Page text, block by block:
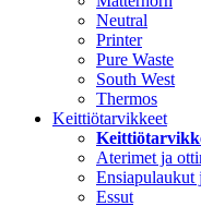
Neutral
Printer
Pure Waste
South West
Thermos
Keittiötarvikkeet
Aterimet ja
Ensiapulaukut
Essut